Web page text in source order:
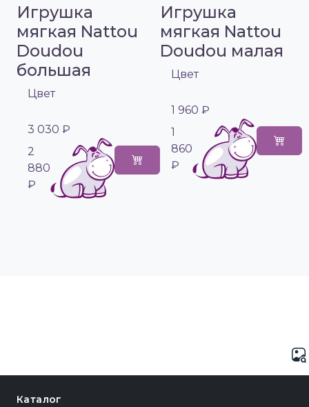
Игрушка
мягкая Nattou
Doudou
большая
Цвет
3 030 ₽
2
880
₽
Игрушка
мягкая Nattou
Doudou малая
Цвет
1 960 ₽
1
860
₽
Каталог